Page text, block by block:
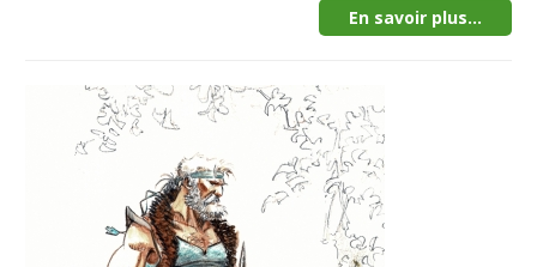
En savoir plus...